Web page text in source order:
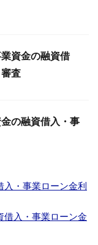
資金の融資借
査
の融資借入・事
入・事業ローン金利
借入・事業ローン金